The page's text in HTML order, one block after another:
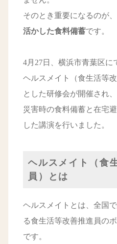
そのとき重要になるのが、
活かした食料備蓄です。
4月27日、横浜市青葉区に
ヘルスメイト（食生活等
とした研修会が開催され、
災害時の食料備蓄と在宅
した講演を行いました。
ヘルスメイト（食
員）とは
ヘルスメイトとは、全国
る食生活等改善推進員の
です。